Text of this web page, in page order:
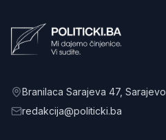
Branilaca Sarajeva 47, Sarajevo
redakcija@politicki.ba